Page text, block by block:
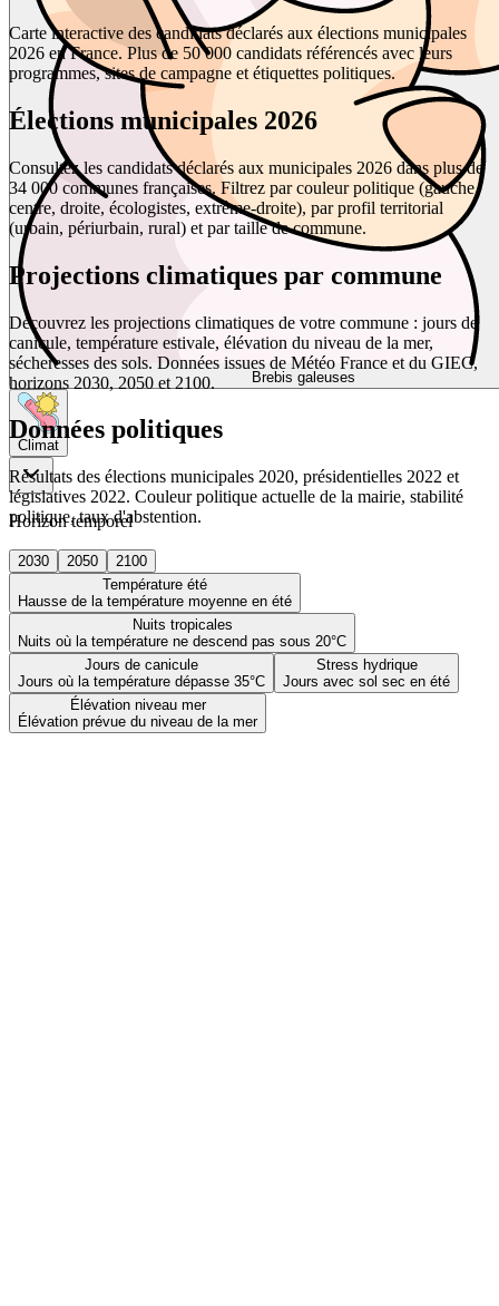
Brebis galeuses
Climat
Horizon temporel
2030 2050
2100
Température été
Hausse de la température moyenne en été
Nuits tropicales
Nuits où la température ne descend pas sous 20°C
Jours de canicule
Jours où la température dépasse 35°C
Stress hydrique
Jours avec sol sec en été
Élévation niveau mer
Élévation prévue du niveau de la mer
Carte interactive des candidats déclarés aux élections municipales
2026 en France. Plus de 50 000 candidats référencés avec leurs
programmes, sites de campagne et étiquettes politiques.
Élections municipales 2026
Consultez les candidats déclarés aux municipales 2026 dans plus de
34 000 communes françaises. Filtrez par couleur politique (gauche,
centre, droite, écologistes, extrême-droite), par profil territorial
(urbain, périurbain, rural) et par taille de commune.
Projections climatiques par commune
Découvrez les projections climatiques de votre commune : jours de
canicule, température estivale, élévation du niveau de la mer,
sécheresses des sols. Données issues de Météo France et du GIEC,
horizons 2030, 2050 et 2100.
Données politiques
Résultats des élections municipales 2020, présidentielles 2022 et
législatives 2022. Couleur politique actuelle de la mairie, stabilité
politique, taux d'abstention.